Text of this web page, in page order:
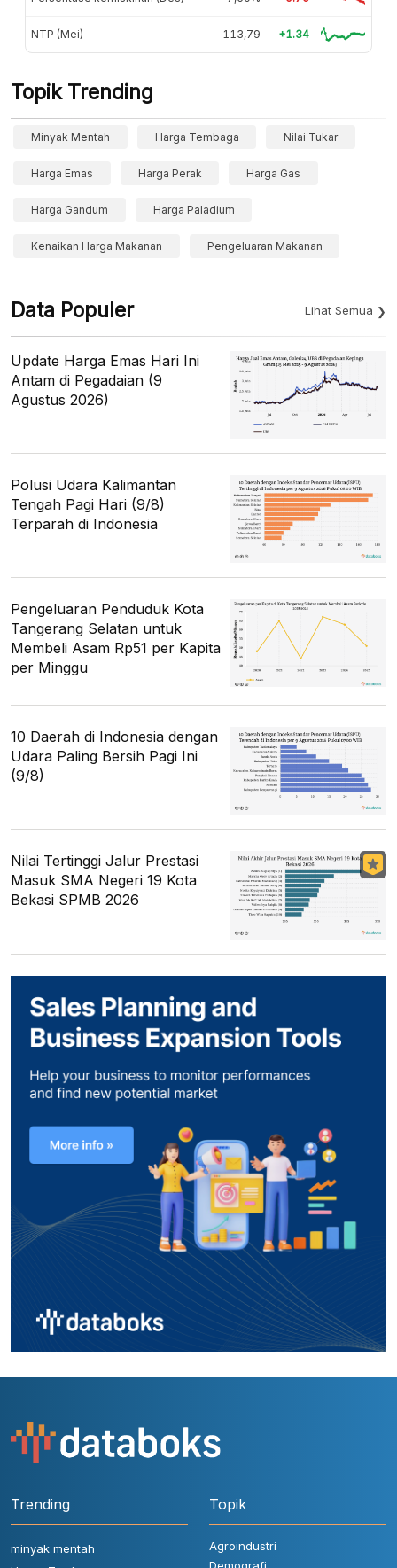
NTP (Mei) 113,79 +1.34
Topik Trending
Minyak Mentah Harga Tembaga Nilai Tukar
Harga Emas Harga Perak Harga Gas
Harga Gandum Harga Paladium
Kenaikan Harga Makanan Pengeluaran Makanan
Data Populer Lihat Semua
Update Harga Emas Hari Ini
Antam di Pegadaian (9
Agustus 2026)
Polusi Udara Kalimantan
Tengah Pagi Hari (9/8)
Terparah di Indonesia
Pengeluaran Penduduk Kota
Tangerang Selatan untuk
Membeli Asam Rp51 per Kapita
per Minggu
10 Daerah di Indonesia dengan
Udara Paling Bersih Pagi Ini
(9/8)
Nilai Tertinggi Jalur Prestasi
Masuk SMA Negeri 19 Kota
Bekasi SPMB 2026
Trending
minyak mentah
Topik
Agroindustri